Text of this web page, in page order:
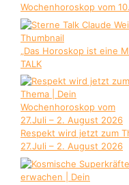
Wochenhoroskop vom
„Das Horoskop ist eine
TALK
Respekt wird jetzt zum
27.Juli – 2. August 2026